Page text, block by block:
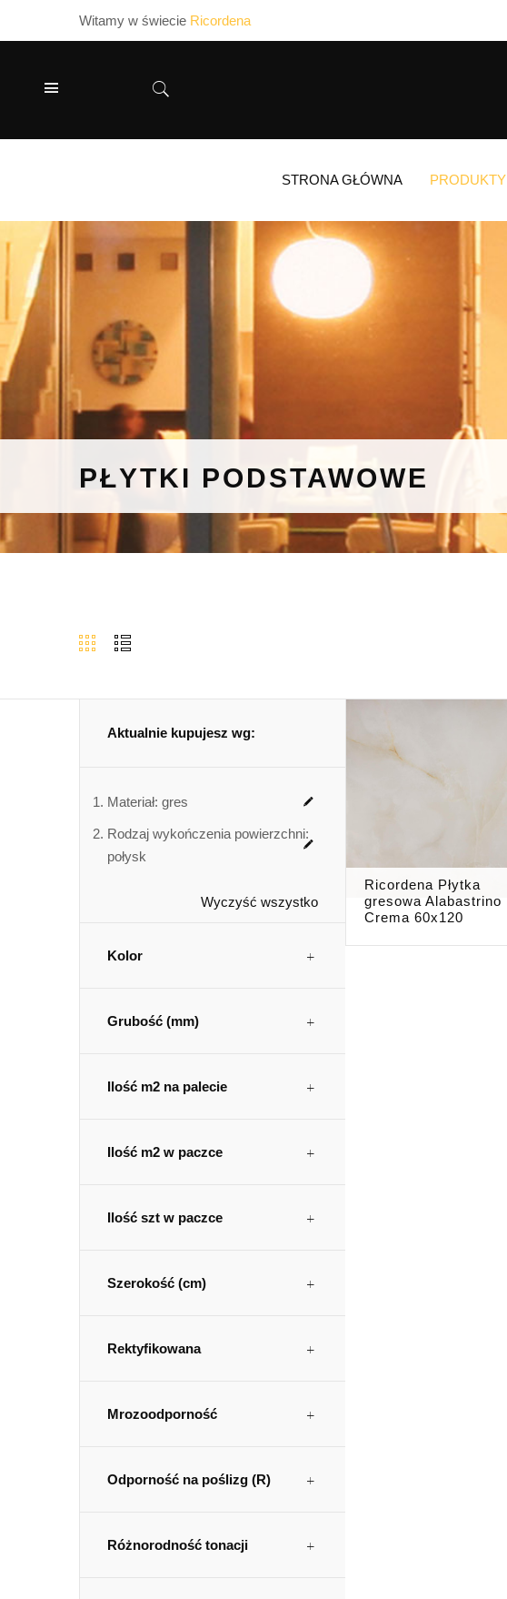
Witamy w świecie Ricordena
STRONA GŁÓWNA PRODUKTY
PŁYTKI PODSTAWOWE
Aktualnie kupujesz wg:
Materiał: gres
Rodzaj wykończenia powierzchni:
połysk
Wyczyść wszystko
Kolor
Grubość (mm)
Ilość m2 na palecie
Ilość m2 w paczce
Ilość szt w paczce
Szerokość (cm)
Rektyfikowana
Mrozoodporność
Odporność na poślizg (R)
Różnorodność tonacji
Ricordena Płytka
gresowa Alabastrino
Crema 60x120